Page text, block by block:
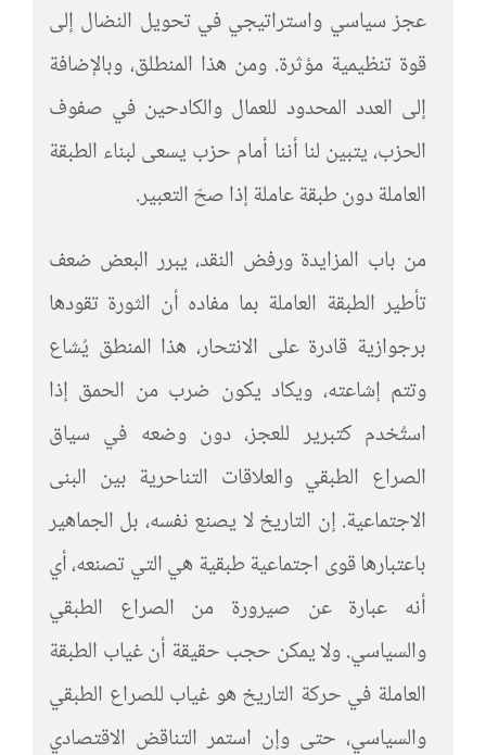
عجز سياسي واستراتيجي في تحويل النضال إلى
قوة تنظيمية مؤثرة. ومن هذا المنطلق، وبالإضافة
إلى العدد المحدود للعمال والكادحين في صفوف
الحزب، يتبين لنا أننا أمام حزب يسعى لبناء الطبقة
العاملة دون طبقة عاملة إذا صحّ التعبير.
من باب المزايدة ورفض النقد، يبرر البعض ضعف
تأطير الطبقة العاملة بما مفاده أن الثورة تقودها
برجوازية قادرة على الانتحار، هذا المنطق يُشاع
وتتم إشاعته، ويكاد يكون ضرب من الحمق إذا
استُخدم كتبرير للعجز، دون وضعه في سياق
الصراع الطبقي والعلاقات التناحرية بين البنى
الاجتماعية. إن التاريخ لا يصنع نفسه، بل الجماهير
باعتبارها قوى اجتماعية طبقية هي التي تصنعه، أي
أنه عبارة عن صيرورة من الصراع الطبقي
والسياسي. ولا يمكن حجب حقيقة أن غياب الطبقة
العاملة في حركة التاريخ هو غياب للصراع الطبقي
والسياسي، حتى وإن استمر التناقض الاقتصادي